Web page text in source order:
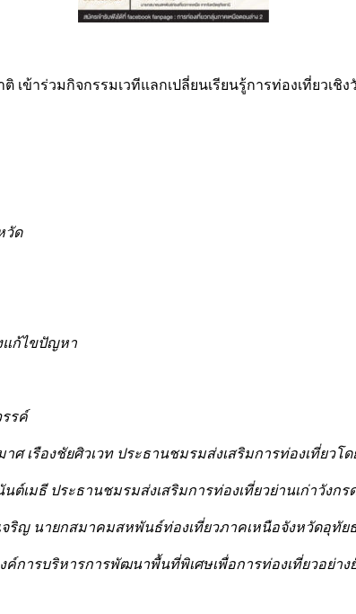
เข้าร่วมกิจกรรมเวทีแลกเปลี่ยนเรียนรู้การท่องเที่ยว
วัด
แก้ไขปัญหา
รค์
เรืองชัยศิวเวท ประธานชมรมส่งเสริมการท่องเที่ยวโ
เมธี ประธานชมรมส่งเสริมการท่องเที่ยวย่านเก่าวังกร
ริญ นายกสมาคมสหพันธ์ท่องเที่ยวภาคเหนือจังหวัดอุทัย
การบริหารการพัฒนาพื้นที่พิเศษเพื่อการท่องเที่ยวอย่า